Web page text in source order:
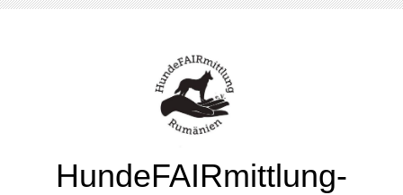
HundeFAIRmittlung-